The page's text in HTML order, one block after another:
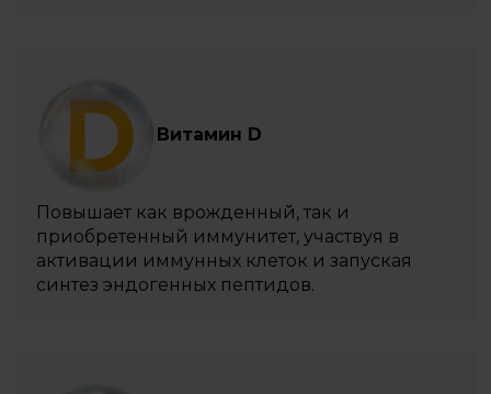
Витамин D
Повышает как врожденный, так и
приобретенный иммунитет, участвуя в
активации иммунных клеток и запуская
синтез эндогенных пептидов.